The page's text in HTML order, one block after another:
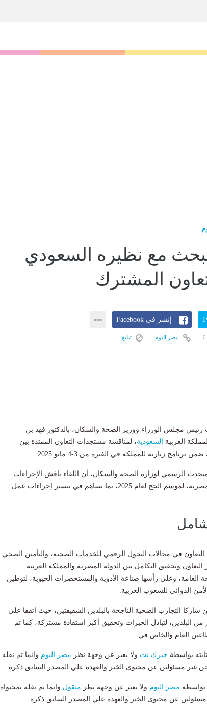
مع نظيره السعودي
المشترك
إنشر فى Facebook
مصر اليوم تبليغ
رئيس مجلس الوزراء ووزير الصحة والسكان، بالدكتور فهد بن
العربية السعودية، لمناقشة مستجدات التعاون الممتدة بين
زيارته للمملكة في الفترة من 3-4 مايو 2025.
الرسمي لوزارة الصحة والسكان، أن اللقاء ناقش الإجراءات
التنفيذية الخاصة بالبعثة الطبية المصرية، لموسم الحج لعام 2025، بما يساهم في تيسير إجراءات عمل
التعاون في مجالات التحول الرقمي للخدمات الصحية، والتأمين الصحي
وتحقيق التكامل بين الدولة المصرية والمملكة العربية
العامة، وعلى رأسها صناعة الأدوية والمستحضرات الحيوية، لتوطين
الدوائي للشعوب العربية.
شاركا التجارب الصحية الناجحة بالبلدين الشقيقتين، حيث اتفقا على
لتبادل الخبرات وتحقيق أكبر استفادة مشتركة، كما تم
العام والخاص في…
بواسطة خبرك نت ولا يعبر عن وجهة نظر مصر اليوم وانما تم نقله
غير مسئولين عن محتوى الخبر والعهدة علي المصدر السابق ذكرة.
بواسطة مصر اليوم ولا يعبر عن وجهة نظر منقول وانما تم نقله بمحتواه
عن محتوى الخبر والعهدة علي المصدر السابق ذكرة.